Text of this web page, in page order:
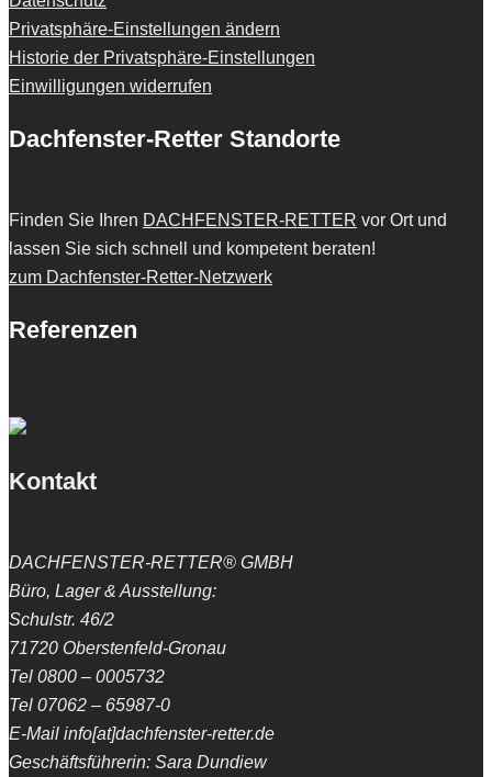
Privatsphäre-Einstellungen ändern
Historie der Privatsphäre-Einstellungen
Einwilligungen widerrufen
Dachfenster-Retter Standorte
Finden Sie Ihren DACHFENSTER-RETTER vor Ort und
lassen Sie sich schnell und kompetent beraten!
zum Dachfenster-Retter-Netzwerk
Referenzen
Kontakt
DACHFENSTER-RETTER® GMBH
Büro, Lager & Ausstellung:
Schulstr. 46/2
71720 Oberstenfeld-Gronau
Tel 0800 – 0005732
Tel 07062 – 65987-0
E-Mail info[at]dachfenster-retter.de
Geschäftsführerin: Sara Dundiew